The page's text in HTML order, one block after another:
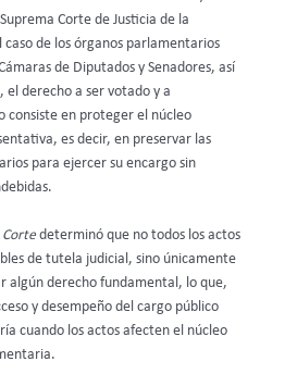
Corte de Justicia de la
caso de los órganos parlamentarios
de Diputados y Senadores, así
el derecho a ser votado y a
consiste en proteger el núcleo
es decir, en preservar las
para ejercer su encargo sin
Cortedeterminó que no todos los actos
de tutela judicial, sino únicamente
algún derecho fundamental, lo que,
y desempeño del cargo público
cuando los actos afecten el núcleo